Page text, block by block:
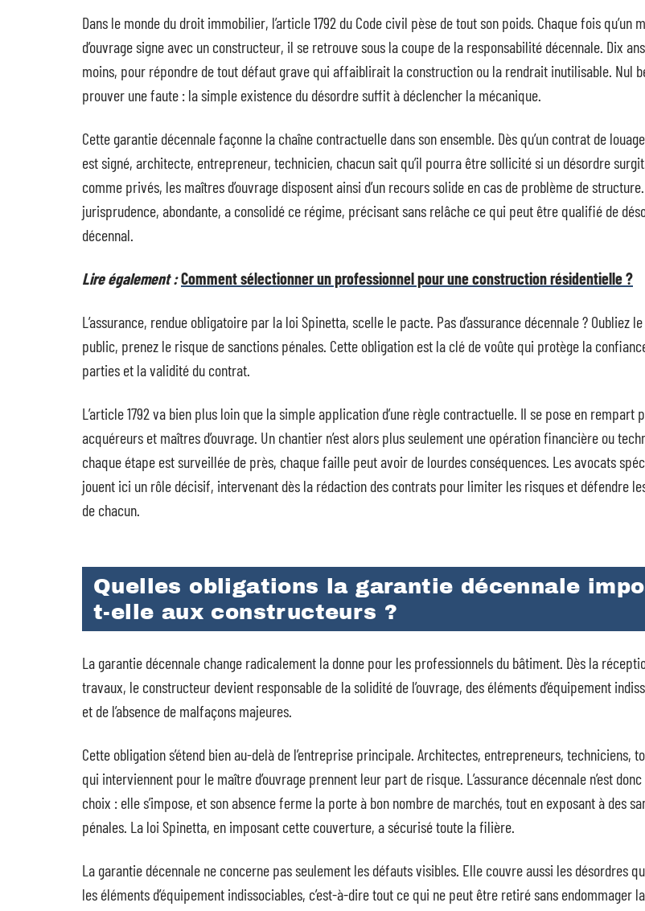
Dans le monde du droit immobilier, l’article 1792 du Code civil pèse de tout son poids. Chaque fois qu’un
d’ouvrage signe avec un constructeur, il se retrouve sous la coupe de la responsabilité décennale. Dix
moins, pour répondre de tout défaut grave qui affaiblirait la construction ou la rendrait inutilisable. Nul
prouver une faute : la simple existence du désordre suffit à déclencher la mécanique.
Cette garantie décennale façonne la chaîne contractuelle dans son ensemble. Dès qu’un contrat de louage
est signé, architecte, entrepreneur, technicien, chacun sait qu’il pourra être sollicité si un désordre
comme privés, les maîtres d’ouvrage disposent ainsi d’un recours solide en cas de problème de
jurisprudence, abondante, a consolidé ce régime, précisant sans relâche ce qui peut être qualifié de
décennal.
Lire également :Comment sélectionner un professionnel pour une construction résidentielle ?
L’assurance, rendue obligatoire par la loi Spinetta, scelle le pacte. Pas d’assurance décennale ? Oubliez
public, prenez le risque de sanctions pénales. Cette obligation est la clé de voûte qui protège la
parties et la validité du contrat.
L’article 1792 va bien plus loin que la simple application d’une règle contractuelle. Il se pose en rempart
acquéreurs et maîtres d’ouvrage. Un chantier n’est alors plus seulement une opération financière ou
chaque étape est surveillée de près, chaque faille peut avoir de lourdes conséquences. Les avocats
jouent ici un rôle décisif, intervenant dès la rédaction des contrats pour limiter les risques et défendre
de chacun.
Quelles obligations la garantie décennale
t-elle aux constructeurs ?
La garantie décennale change radicalement la donne pour les professionnels du bâtiment. Dès la
travaux, le constructeur devient responsable de la solidité de l’ouvrage, des éléments d’équipement
et de l’absence de malfaçons majeures.
Cette obligation s’étend bien au-delà de l’entreprise principale. Architectes, entrepreneurs, techniciens,
qui interviennent pour le maître d’ouvrage prennent leur part de risque. L’assurance décennale n’est
choix : elle s’impose, et son absence ferme la porte à bon nombre de marchés, tout en exposant à des
pénales. La loi Spinetta, en imposant cette couverture, a sécurisé toute la filière.
La garantie décennale ne concerne pas seulement les défauts visibles. Elle couvre aussi les désordres
les éléments d’équipement indissociables, c’est-à-dire tout ce qui ne peut être retiré sans endommager